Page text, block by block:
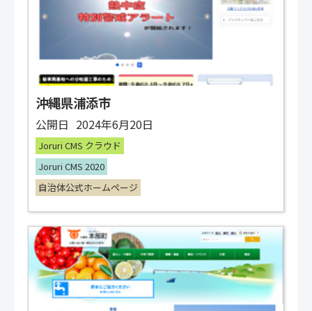
沖縄県浦添市
公開日 2024年6月20日
Joruri CMS クラウド
Joruri CMS 2020
自治体公式ホームページ